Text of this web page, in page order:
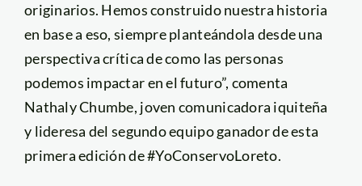
originarios. Hemos construido nuestra historia
en base a eso, siempre planteándola desde una
perspectiva crítica de como las personas
podemos impactar en el futuro”, comenta
Nathaly Chumbe, joven comunicadora iquiteña
y lideresa del segundo equipo ganador de esta
primera edición de #YoConservoLoreto.